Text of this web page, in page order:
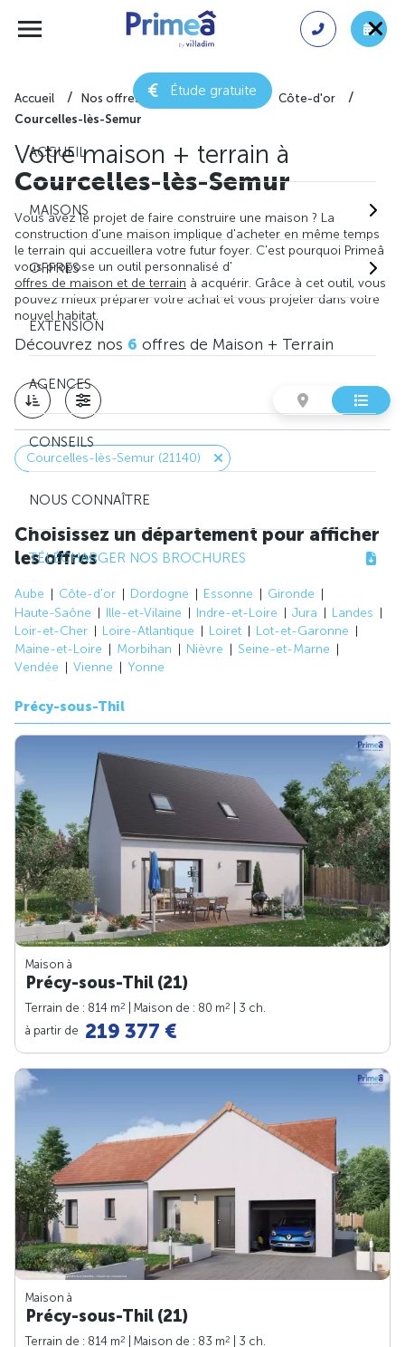
Étude gratuite
ACCUEIL
MAISONS
OFFRES
EXTENSION
AGENCES
CONSEILS
NOUS CONNAÎTRE
TÉLÉCHARGER NOS BROCHURES
Accueil Nos offres de maison + terrain
Côte-d'or
Courcelles-lès-Semur
Votre maison + terrain à
Courcelles-lès-Semur
Vous avez le projet de faire construire une maison ? La
construction d'une maison implique d'acheter en même temps
le terrain qui accueillera votre futur foyer. C'est pourquoi Primeâ
vous propose un outil personnalisé d'
offres de maison et de terrain à acquérir. Grâce à cet outil, vous
pouvez mieux préparer votre achat et vous projeter dans votre
nouvel habitat.
Découvrez nos 6 offres de Maison + Terrain
Courcelles-lès-Semur (21140)
Choisissez un département pour afficher
les offres
Aube Côte-d'or Dordogne Essonne
Gironde
Haute-Saône
Ille-et-Vilaine Indre-et-Loire Jura
Landes
Loir-et-Cher
Loire-Atlantique Loiret
Lot-et-Garonne
Maine-et-Loire
Morbihan Nièvre
Seine-et-Marne
Vendée
Vienne Yonne
Précy-sous-Thil
Maison à
Précy-sous-Thil (21)
Terrain de : 814 m2 | Maison de : 80 m2
| 3 ch.
à partir de 219 377 €
Maison à
Précy-sous-Thil (21)
Terrain de : 814 m2 | Maison de : 83 m2
| 3 ch.